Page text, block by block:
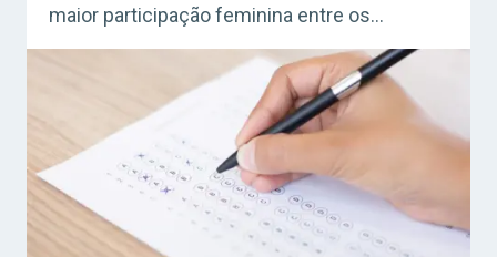
maior participação feminina entre os
candidatos. As inscrições se encerraram em
20 de julho. Confira a seguir como ficou a
distribuição das vagas por bloco temático!